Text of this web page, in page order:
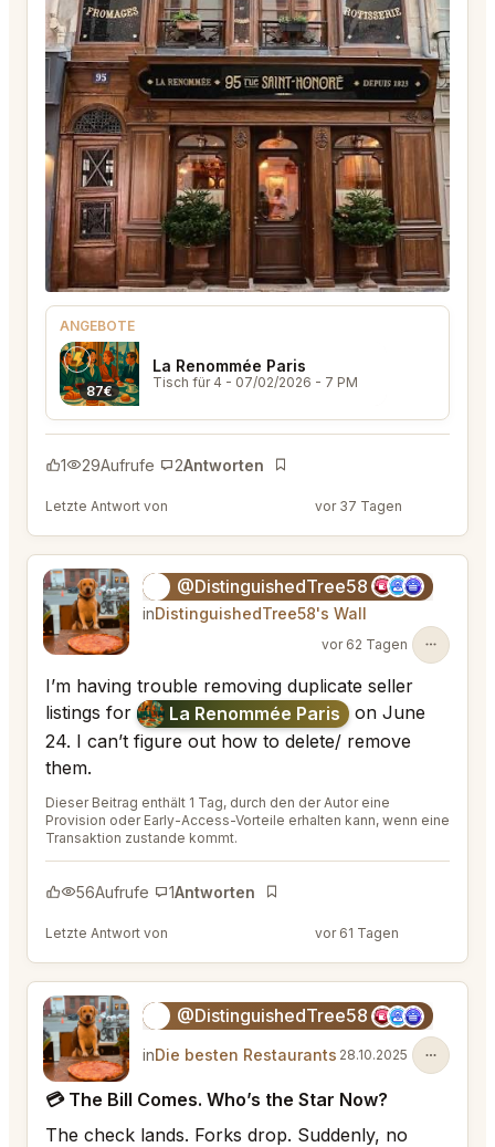
ANGEBOTE
87€
La Renommée Paris
Tisch für 4 - 07/02/2026 - 7 PM
1 29Aufrufe 2Antworten
Lesezeichen
Letzte Antwort von vor 37 Tagen
@DistinguishedTree58
inDistinguishedTree58's Wall
vor 62 Tagen
I’m having trouble removing duplicate seller
listings for
La Renommée Paris
on June
24. I can’t figure out how to delete/ remove
them.
Dieser Beitrag enthält 1 Tag, durch den der Autor eine
Provision oder Early-Access-Vorteile erhalten kann, wenn eine
Transaktion zustande kommt.
56Aufrufe 1Antworten
Lesezeichen
Letzte Antwort von vor 61 Tagen
@DistinguishedTree58
inDie besten Restaurants 28.10.2025
💳 The Bill Comes. Who’s the Star Now?
The check lands. Forks drop. Suddenly, no